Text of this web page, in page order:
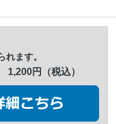
れます。
円（税込）